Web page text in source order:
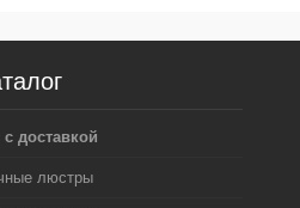
доставкой
люстры